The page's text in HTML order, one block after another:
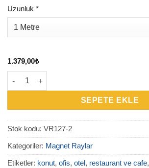
Uzunluk *
1.379,00₺
VR127-2 - 48V Sıva Üstü Magnet Ray adet
SEPETE EKLE
Stok kodu: VR127-2
Kategoriler: Magnet Raylar
Etiketler: konut, ofis, otel, restaurant ve cafe,